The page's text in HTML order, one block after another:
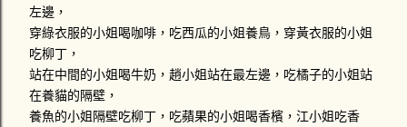
左邊，
穿綠衣服的小姐喝咖啡，吃西瓜的小姐養鳥，穿黃衣服的小姐
吃柳丁，
站在中間的小姐喝牛奶，趙小姐站在最左邊，吃橘子的小姐站
在養貓的隔壁，
養魚的小姐隔壁吃柳丁，吃蘋果的小姐喝香檳，江小姐吃香